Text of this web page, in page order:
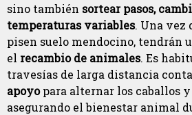
sino también sortear pasos,
temperaturas variables. Una vez
pisen suelo mendocino, tendrán
el recambio de animales. Es
travesías de larga distancia
apoyopara alternar los caballos
asegurando el bienestar animal